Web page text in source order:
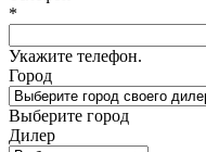
*
Укажите телефон.
Город
Выберите город
Дилер